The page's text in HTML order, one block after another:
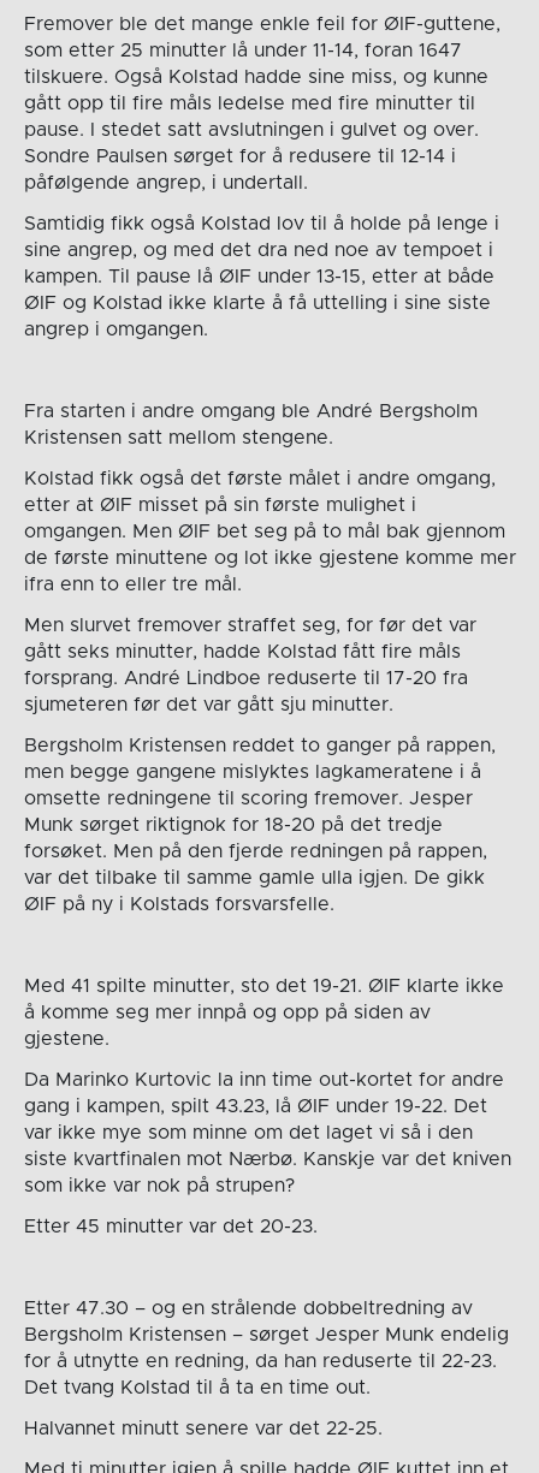
Fremover ble det mange enkle feil for ØIF-guttene,
som etter 25 minutter lå under 11-14, foran 1647
tilskuere. Også Kolstad hadde sine miss, og kunne
gått opp til fire måls ledelse med fire minutter til
pause. I stedet satt avslutningen i gulvet og over.
Sondre Paulsen sørget for å redusere til 12-14 i
påfølgende angrep, i undertall.
Samtidig fikk også Kolstad lov til å holde på lenge i
sine angrep, og med det dra ned noe av tempoet i
kampen. Til pause lå ØIF under 13-15, etter at både
ØIF og Kolstad ikke klarte å få uttelling i sine siste
angrep i omgangen.
Fra starten i andre omgang ble André Bergsholm
Kristensen satt mellom stengene.
Kolstad fikk også det første målet i andre omgang,
etter at ØIF misset på sin første mulighet i
omgangen. Men ØIF bet seg på to mål bak gjennom
de første minuttene og lot ikke gjestene komme mer
ifra enn to eller tre mål.
Men slurvet fremover straffet seg, for før det var
gått seks minutter, hadde Kolstad fått fire måls
forsprang. André Lindboe reduserte til 17-20 fra
sjumeteren før det var gått sju minutter.
Bergsholm Kristensen reddet to ganger på rappen,
men begge gangene mislyktes lagkameratene i å
omsette redningene til scoring fremover. Jesper
Munk sørget riktignok for 18-20 på det tredje
forsøket. Men på den fjerde redningen på rappen,
var det tilbake til samme gamle ulla igjen. De gikk
ØIF på ny i Kolstads forsvarsfelle.
Med 41 spilte minutter, sto det 19-21. ØIF klarte ikke
å komme seg mer innpå og opp på siden av
gjestene.
Da Marinko Kurtovic la inn time out-kortet for andre
gang i kampen, spilt 43.23, lå ØIF under 19-22. Det
var ikke mye som minne om det laget vi så i den
siste kvartfinalen mot Nærbø. Kanskje var det kniven
som ikke var nok på strupen?
Etter 45 minutter var det 20-23.
Etter 47.30 – og en strålende dobbeltredning av
Bergsholm Kristensen – sørget Jesper Munk endelig
for å utnytte en redning, da han reduserte til 22-23.
Det tvang Kolstad til å ta en time out.
Halvannet minutt senere var det 22-25.